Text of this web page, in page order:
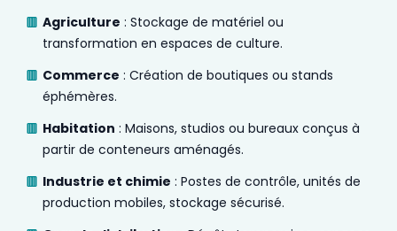
Agriculture : Stockage de matériel ou
transformation en espaces de culture.
Commerce : Création de boutiques ou stands
éphémères.
Habitation : Maisons, studios ou bureaux conçus à
partir de conteneurs aménagés.
Industrie et chimie : Postes de contrôle, unités de
production mobiles, stockage sécurisé.